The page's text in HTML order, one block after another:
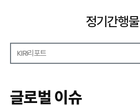
정기간행물
KIRI리포트
보험금융연구
글로벌 이슈